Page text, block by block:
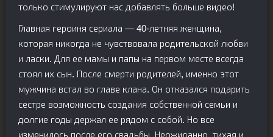
только стимулируют нас добавлять больше видео!
Главная героиня сериала — 40-летняя женщина,
которая никогда не чувствовала родительской любви
и ласки. Для ее мамы и папы на первом месте всегда
стоял их сын. После смерти родителей, именно этот
мужчина встал во главе клана. Он отказался подарить
сестре возможность создания собственной семьи и
долгие годы держал ее рядом с собой. Но все
изменилось после его свадьбы. Неожиданно, тихая и